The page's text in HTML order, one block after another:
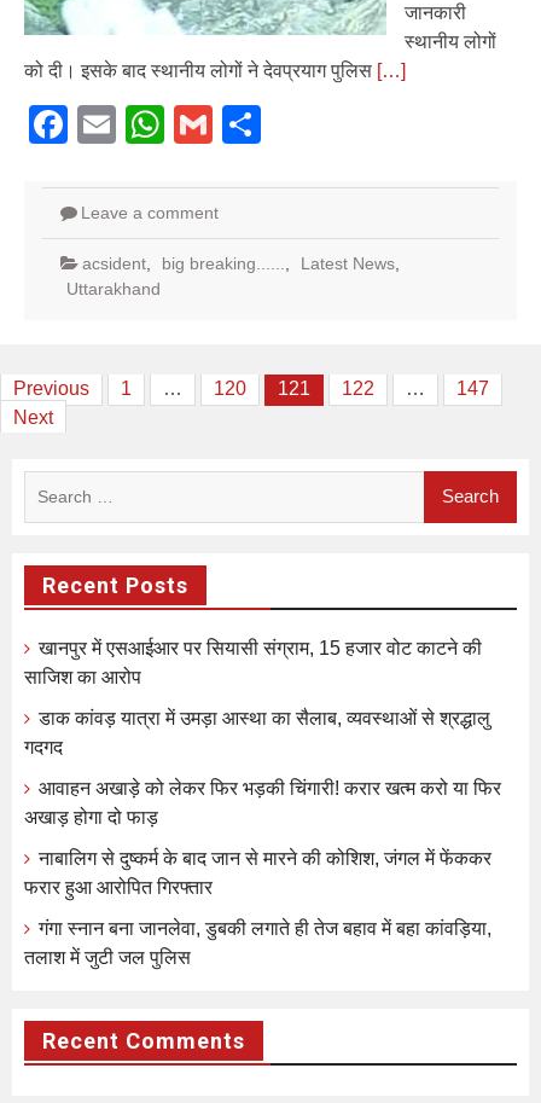
जानकारी
स्थानीय लोगों
को दी। इसके बाद स्थानीय लोगों ने देवप्रयाग पुलिस […]
Facebook
EmailWhatsApp
Gmail
Leave a comment
acsident big breaking...... Latest News
Uttarakhand
Posts
pagination
Previous 1 … 120 121 122 …
147
Next
Recent Posts
खानपुर में एसआईआर पर सियासी संग्राम, 15 हजार वोट काटने की
साजिश का आरोप
डाक कांवड़ यात्रा में उमड़ा आस्था का सैलाब, व्यवस्थाओं से श्रद्धालु
गदगद
आवाहन अखाड़े को लेकर फिर भड़की चिंगारी! करार खत्म करो या फिर
अखाड़ होगा दो फाड़
नाबालिग से दुष्कर्म के बाद जान से मारने की कोशिश, जंगल में फेंककर
फरार हुआ आरोपित गिरफ्तार
गंगा स्नान बना जानलेवा, डुबकी लगाते ही तेज बहाव में बहा कांवड़िया,
तलाश में जुटी जल पुलिस
Recent Comments